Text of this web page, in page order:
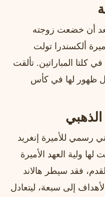
أن خضعت زوجته
ألكسندرا تولت
كلتا المباراتين. تألقت
ظهور لها في كأس
رسمي للأميرة إنغريد
ولية العهد الأميرة
فقد سيطر هالاند
إلى سبعة، ليتعادل